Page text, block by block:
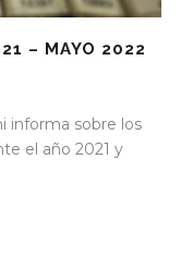
– MAYO 2022
informa sobre los
el año 2021 y